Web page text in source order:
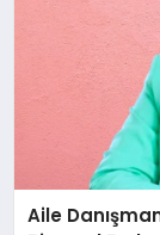
Aile